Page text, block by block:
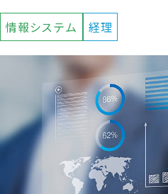
情報システム 経理